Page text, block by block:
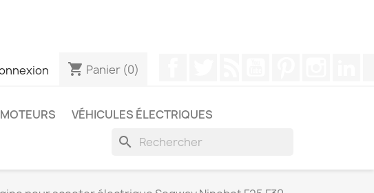
shopping_cart Panier (0)
MOTEURS VÉHICULES ÉLECTRIQUES
search